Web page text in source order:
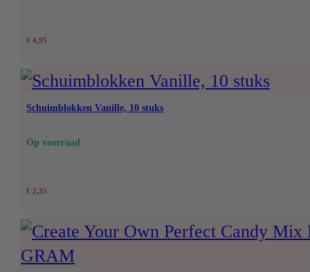
€ 4,95
Schuimblokken Vanille, 10 stuks
Op voorraad
€ 2,35